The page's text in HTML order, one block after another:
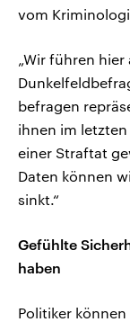
vom
„Wir führen
befragen
ihnen im
einer Straftat
Daten können
sinkt.“
Gefühlte
haben
Politiker